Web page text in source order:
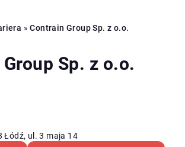
»Contrain Group Sp. z o.o.
Sp. z o.o.
Łódź, ul. 3 maja 14